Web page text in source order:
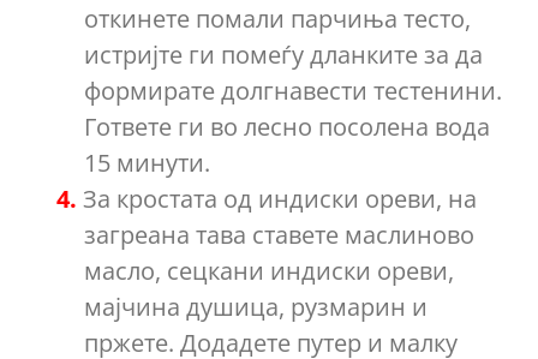
откинете помали парчиња тесто,
истријте ги помеѓу дланките за да
формирате долгнавести тестенини.
Гответе ги во лесно посолена вода
15 минути.
За кростата од индиски ореви, на
загреана тава ставете маслиново
масло, сецкани индиски ореви,
мајчина душица, рузмарин и
пржете. Додадете путер и малку